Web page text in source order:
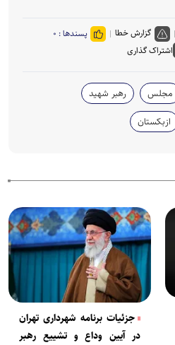
گزارش خطا پسندها : ۰
اشتراک گذاری
مجلس
رهبر شهید
ازبکستان
جزئیات برنامه‌ شهرداری تهران
در آیین وداع و تشییع رهبر